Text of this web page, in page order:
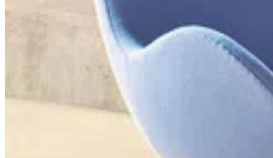
В последние годы Fritz Hansen продолжает расширять свой
ассортимент, предлагая новые коллекции и сотрудничая с
современными дизайнерами. Это позволяет бренду оставаться
актуальным и востребованным, привнося свежие идеи и
концепции в мир интерьеров.
Каталоги FRITZ HANSEN